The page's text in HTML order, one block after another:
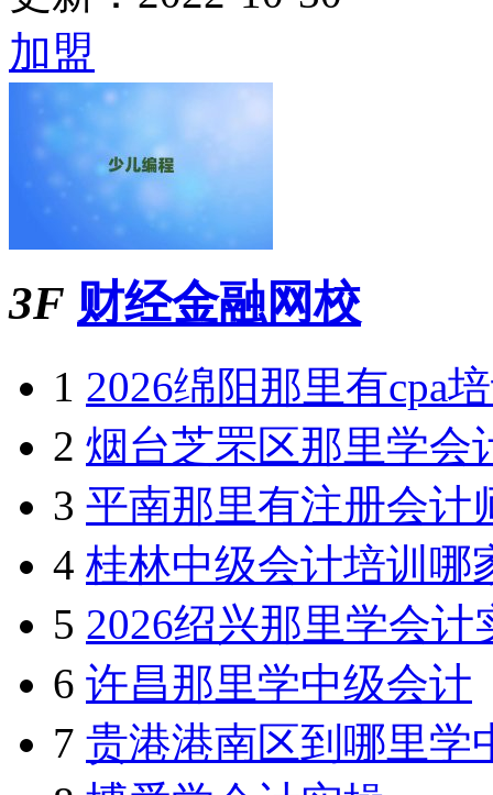
加盟金额
更新：2023-03-10
加盟
2026年克孜勒中学生编
加盟金额
更新：2022-10-30
加盟